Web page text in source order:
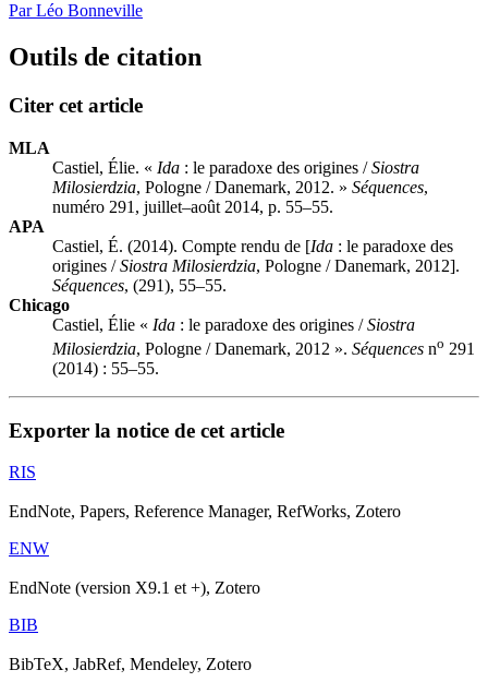
Par Léo Bonneville
Outils de citation
Citer cet article
MLA
Castiel, Élie. « Ida : le paradoxe des origines /Siostra
Milosierdzia, Pologne / Danemark, 2012. » Séquences,
numéro 291, juillet–août 2014, p. 55–55.
APA
Castiel, É. (2014). Compte rendu de [Ida : le paradoxe des
origines /Siostra Milosierdzia, Pologne / Danemark, 2012].
Séquences, (291), 55–55.
Chicago
Castiel, Élie « Ida : le paradoxe des origines /Siostra
Milosierdzia, Pologne / Danemark, 2012 ». Séquences no 291
(2014) : 55–55.
Exporter la notice de cet article
RIS
EndNote, Papers, Reference Manager, RefWorks, Zotero
ENW
EndNote (version X9.1 et +), Zotero
BIB
BibTeX, JabRef, Mendeley, Zotero